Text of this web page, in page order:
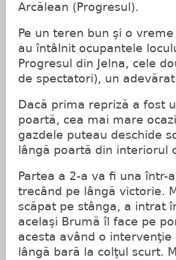
Arcălean (Progresul).
Pe un teren bun şi o
au întâlnit ocupantele
Progresul din Jelna, cele
de spectatori), un
Dacă prima repriză a fost
poartă, cea mai mare
gazdele puteau deschide
lângă poartă din interiorul
Partea a 2-a va fi una
trecând pe lângă victorie.
scăpat pe stânga, a intrat
acelaşi Brumă îl face pe
acesta având o
lângă bară la colţul scurt.